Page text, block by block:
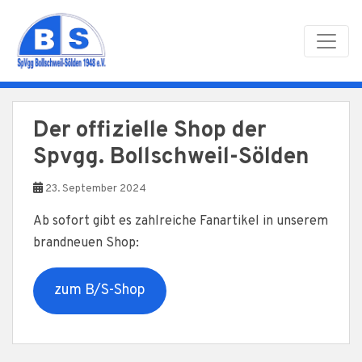
Der offizielle Shop der
Spvgg. Bollschweil-Sölden
23. September 2024
Ab sofort gibt es zahlreiche Fanartikel in unserem
brandneuen Shop:
zum B/S-Shop